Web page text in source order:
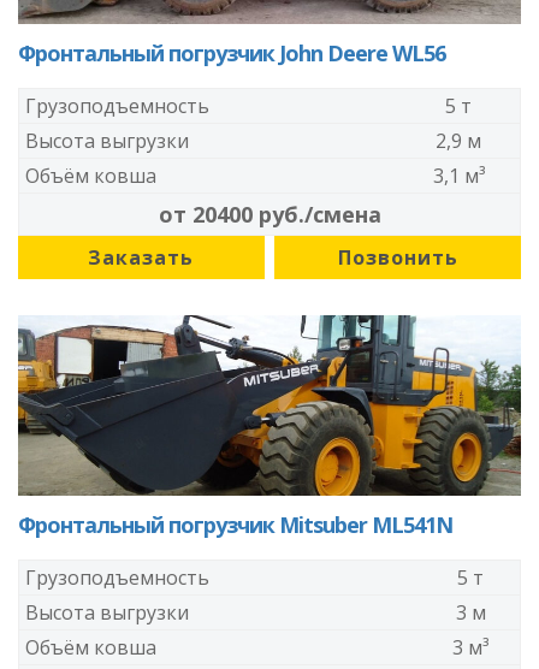
Фронтальный погрузчик John Deere WL56
Грузоподъемность
5 т
Высота выгрузки
2,9 м
Объём ковша
3,1 м³
от 20400 руб./смена
Заказать Позвонить
Фронтальный погрузчик Mitsuber ML541N
Грузоподъемность
5 т
Высота выгрузки
3 м
Объём ковша
3 м³